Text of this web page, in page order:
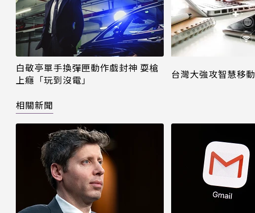
白敬亭單手換彈匣動作戲封神 耍槍
上癮「玩到沒電」
台灣大強攻智慧移動
相關新聞